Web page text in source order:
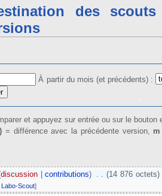
des
À partir du mois (et précédents) :
et appuyez sur entrée ou sur le bouton
= différence avec la précédente version, m
discussion|contributions) . . (14 876 octets)
Labo-Scout]